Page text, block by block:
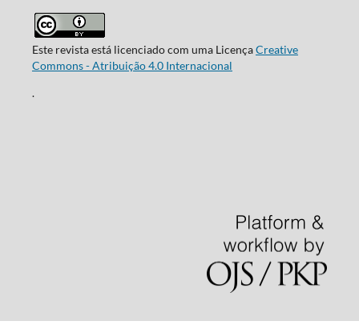
Este revista está licenciado com uma LicençaCreative
Commons - Atribuição 4.0 Internacional
.